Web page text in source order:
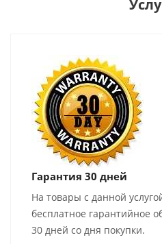
Гарантия 30 дней
На товары с данной
бесплатное гарантийное
30 дней со дня покупки.